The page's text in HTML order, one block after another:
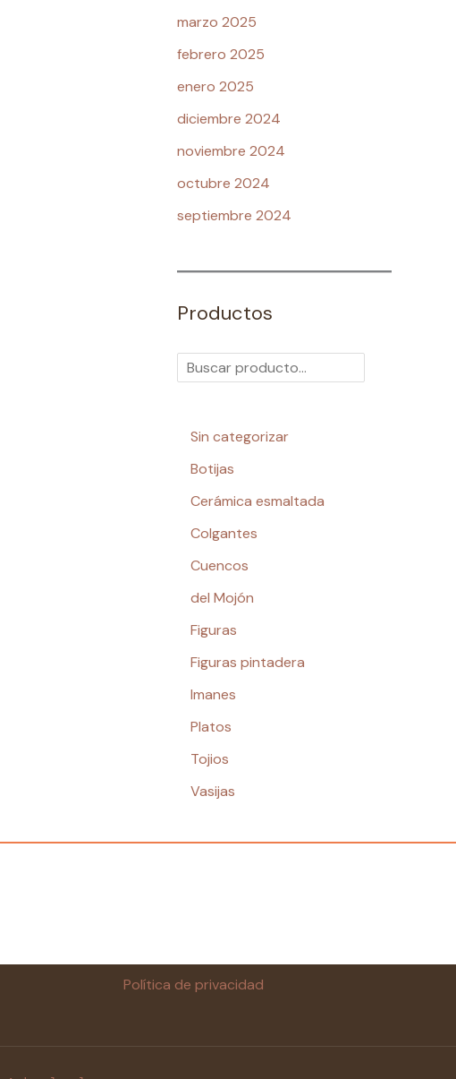
marzo 2025
febrero 2025
enero 2025
diciembre 2024
noviembre 2024
octubre 2024
septiembre 2024
Productos
Sin categorizar
Botijas
Cerámica esmaltada
Colgantes
Cuencos
del Mojón
Figuras
Figuras pintadera
Imanes
Platos
Tojios
Vasijas
Política de privacidad